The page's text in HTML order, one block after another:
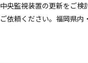
中央監視装置の更新をご検
ご依頼ください。福岡県内